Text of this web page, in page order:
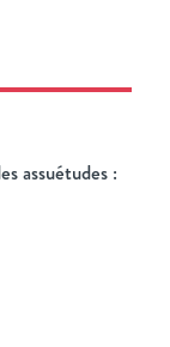
assuétudes :